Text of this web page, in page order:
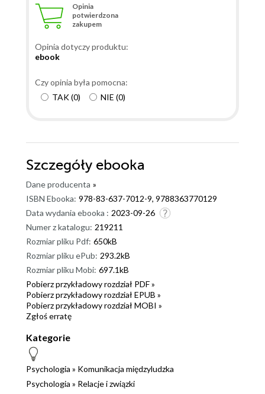
zawodowych, ale jest to raczej krótka wzmianka.
Szkoda, bo ofiary narcystycznych osobowości,
swoich własnych rodziców, i do tego, często mając
i zerwać więzy rodzinne niż z partnerem. Na temat
samego narcyzmu powstało już wiele publikacji i
liczba ofiar będzie się stale powiększać. Może, miejmy
nadzieję, że podstawowe lekcje psychologii, będą
wykładane już w szkole podstawowej. Zamówienie
G01042416612
Opinia
potwierdzona
zakupem
Opinia dotyczy produktu:
ebook
Czy opinia była pomocna:
TAK(0) NIE (0)
Szczegóły ebooka
Dane producenta »
ISBN Ebooka: 978-83-637-7012-9, 9788363770129
Data wydania ebooka : 2023-09-26
Numer z katalogu: 219211
Rozmiar pliku Pdf: 650kB
Rozmiar pliku ePub: 293.2kB
Rozmiar pliku Mobi: 697.1kB
Pobierz przykładowy rozdział PDF »
Pobierz przykładowy rozdział EPUB »
Pobierz przykładowy rozdział MOBI »
Zgłoś erratę
Kategorie
Psychologia » Komunikacja międzyludzka
Psychologia » Relacje i związki